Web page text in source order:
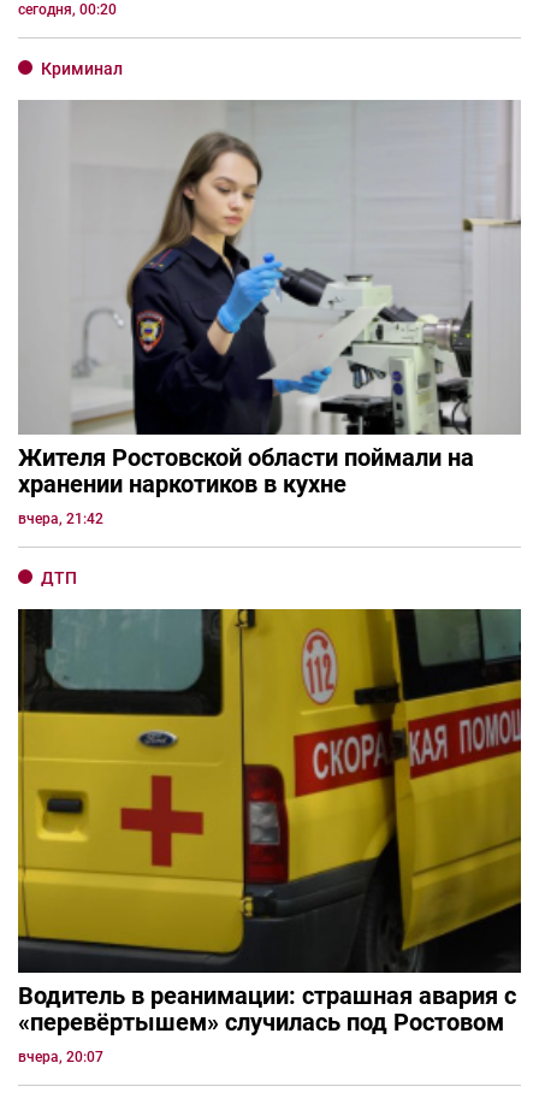
сегодня, 00:20
Криминал
Жителя Ростовской области поймали на
хранении наркотиков в кухне
вчера, 21:42
ДТП
Водитель в реанимации: страшная авария с
«перевёртышем» случилась под Ростовом
вчера, 20:07